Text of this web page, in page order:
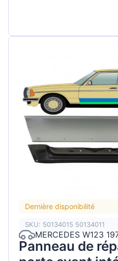
Dernière disponibilité
SKU: 50134015 50134011
MERCEDES W123
Panneau de